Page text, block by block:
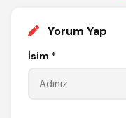
Yorum Yap
İsim *